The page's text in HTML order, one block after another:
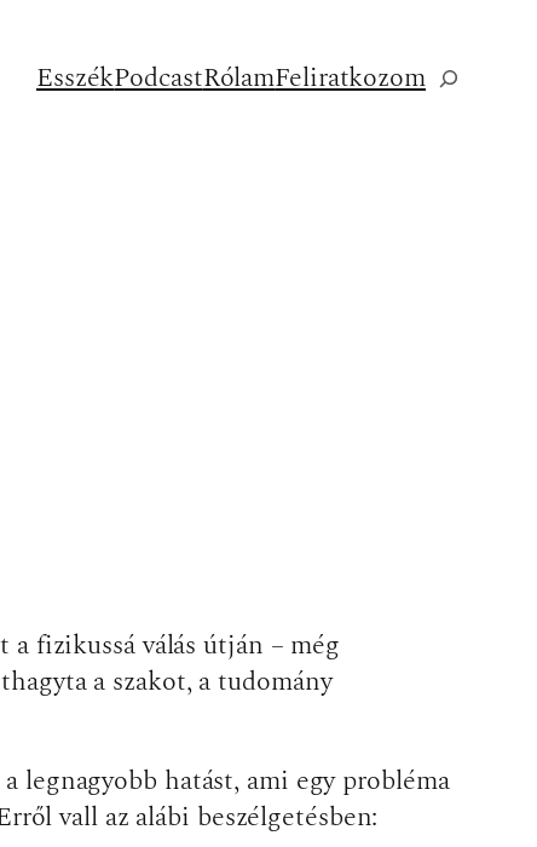
EsszékPodcastRólamFeliratkozomKeresés
fizikussá válás útján – még
a szakot, a tudomány
legnagyobb hatást, ami egy probléma
vall az alábi beszélgetésben: